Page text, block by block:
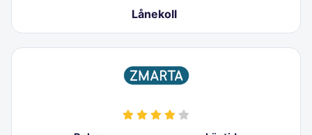
Lånekoll